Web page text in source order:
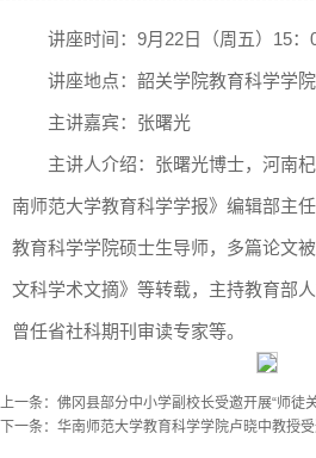
讲座时间：9月22日（周五）15：
讲座地点：韶关学院教育科学学
主讲嘉宾：张曙光
主讲人介绍：张曙光博士，河南
南师范大学教育科学学报》编辑部主
教育科学学院硕士生导师，多篇论文
文科学术文摘》等转载，主持教育部
曾任省社科期刊审读专家等。
上一条： 佛冈县部分中小学副校长受邀开展“师徒
下一条： 华南师范大学教育科学学院卢晓中教授